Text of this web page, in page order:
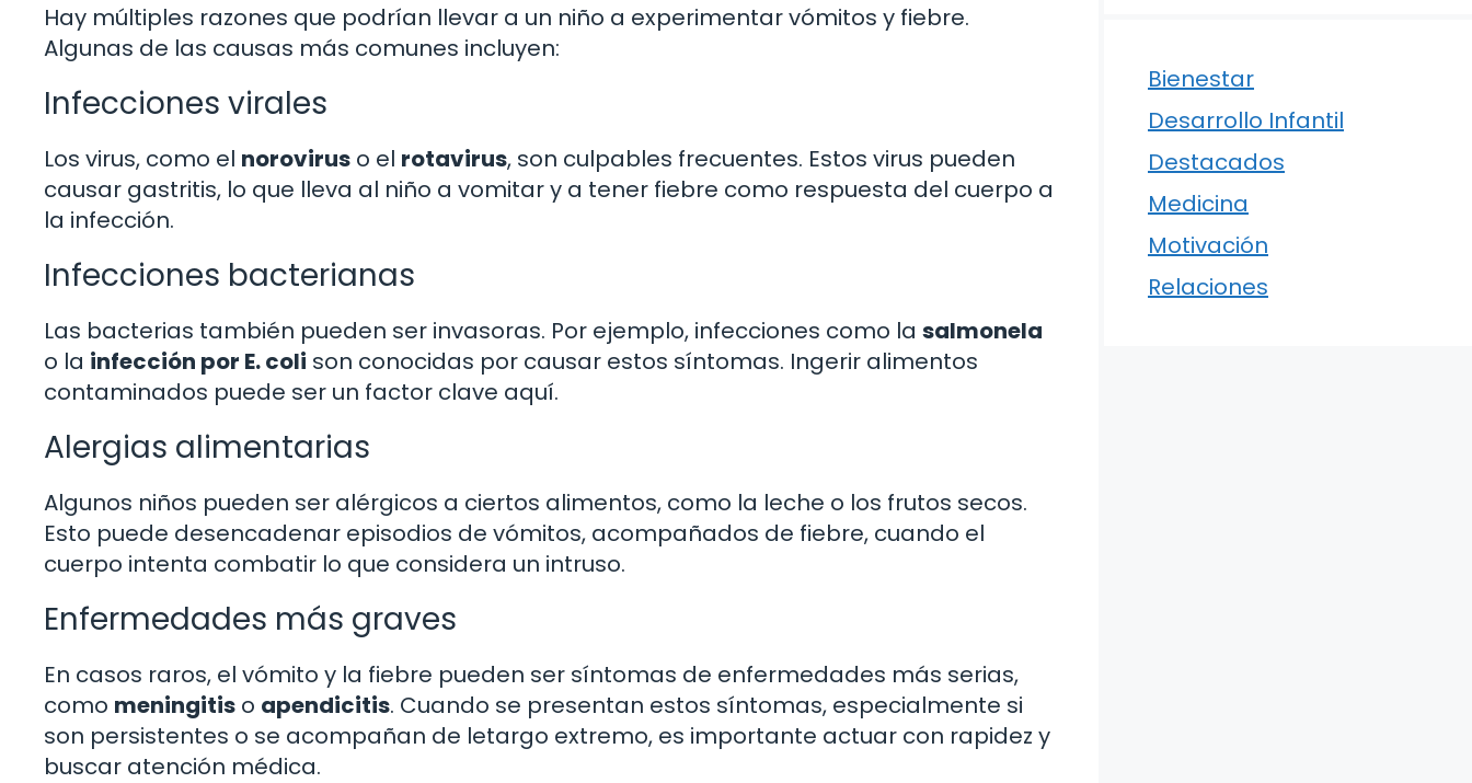
Hay múltiples razones que podrían llevar a un niño a experimentar vómitos y fiebre.
Algunas de las causas más comunes incluyen:
Infecciones virales
Los virus, como el norovirus o el rotavirus, son culpables frecuentes. Estos virus pueden
causar gastritis, lo que lleva al niño a vomitar y a tener fiebre como respuesta del cuerpo a
la infección.
Infecciones bacterianas
Las bacterias también pueden ser invasoras. Por ejemplo, infecciones como la salmonela
o la infección por E. coli son conocidas por causar estos síntomas. Ingerir alimentos
contaminados puede ser un factor clave aquí.
Alergias alimentarias
Algunos niños pueden ser alérgicos a ciertos alimentos, como la leche o los frutos secos.
Esto puede desencadenar episodios de vómitos, acompañados de fiebre, cuando el
cuerpo intenta combatir lo que considera un intruso.
Enfermedades más graves
En casos raros, el vómito y la fiebre pueden ser síntomas de enfermedades más serias,
como meningitis o apendicitis. Cuando se presentan estos síntomas, especialmente si
son persistentes o se acompañan de letargo extremo, es importante actuar con rapidez y
buscar atención médica.
Bienestar
Desarrollo Infantil
Destacados
Medicina
Motivación
Relaciones